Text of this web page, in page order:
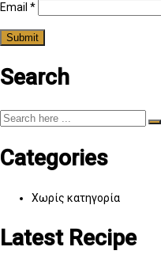
Email *
Search
Categories
Χωρίς κατηγορία
Latest Recipe